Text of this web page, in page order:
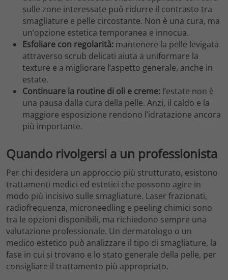
sulle zone interessate può ridurre il contrasto tra
smagliature e pelle circostante. Non è una cura, ma
un’opzione estetica temporanea e innocua.
Esfoliare con regolarità: mantenere la pelle levigata
attraverso scrub delicati aiuta a uniformare la
texture e a migliorare l’aspetto generale, anche in
estate.
Continuare la routine di oli e creme: l’estate non è
una pausa dalla cura della pelle. Anzi, il caldo e la
maggiore esposizione rendono l’idratazione ancora
più importante.
Quando rivolgersi a un professionista
Per chi desidera un approccio più strutturato, esistono
trattamenti medici ed estetici che possono agire in
modo più incisivo sulle smagliature. Laser frazionati,
radiofrequenza, microneedling e peeling chimici sono
tra le opzioni disponibili, ma richiedono sempre una
valutazione professionale. Un dermatologo o un
medico estetico può analizzare il tipo di smagliature, la
fase in cui si trovano e lo stato generale della pelle, per
consigliare il trattamento più appropriato.